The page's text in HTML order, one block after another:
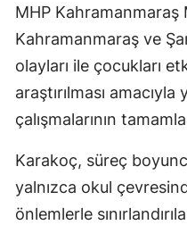
MHP
Kahramanmaraş ve
olayları ile çocukları
araştırılması
çalışmalarının
Karakoç, süreç
yalnızca okul
önlemlerle